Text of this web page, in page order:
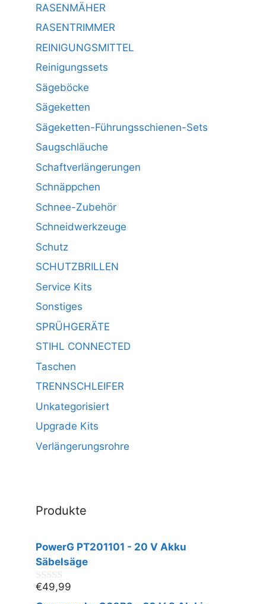
RASENMÄHER
RASENTRIMMER
REINIGUNGSMITTEL
Reinigungssets
Sägeböcke
Sägeketten
Sägeketten-Führungsschienen-Sets
Saugschläuche
Schaftverlängerungen
Schnäppchen
Schnee-Zubehör
Schneidwerkzeuge
Schutz
SCHUTZBRILLEN
Service Kits
Sonstiges
SPRÜHGERÄTE
STIHL CONNECTED
Taschen
TRENNSCHLEIFER
Unkategorisiert
Upgrade Kits
Verlängerungsrohre
Produkte
PowerG PT201101 - 20 V Akku
Säbelsäge
0
v
€49,99